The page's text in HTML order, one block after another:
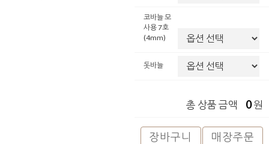
코바늘 모
사용 7호
(4mm)
돗바늘
총 상품 금액 0원
장바구니
매장주문